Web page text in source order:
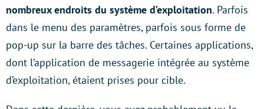
nombreux endroits du système d’exploitation. Parfois
dans le menu des paramètres, parfois sous forme de
pop-up sur la barre des tâches. Certaines applications,
dont l’application de messagerie intégrée au système
d’exploitation, étaient prises pour cible.